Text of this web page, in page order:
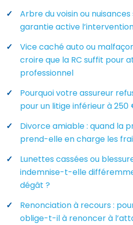
Arbre du voisin ou
garantie active
Vice caché auto ou
croire que la RC suffit pour
professionnel
Pourquoi votre assureur
pour un litige inférieur à 250
Divorce amiable : quand la
prend-elle en charge les
Lunettes cassées ou
indemnise-t-elle
dégât ?
Renonciation à recours :
oblige-t-il à renoncer à